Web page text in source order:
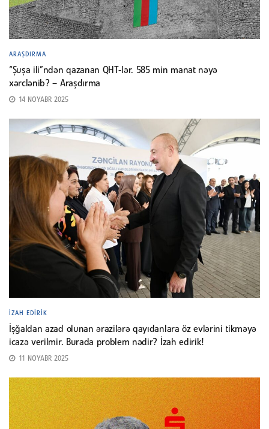
ARAŞDIRMA
“Şuşa ili”ndən qazanan QHT-lər. 585 min manat nəyə
xərclənib? – Araşdırma
14 NOYABR 2025
İZAH EDIRIK
İşğaldan azad olunan ərazilərə qayıdanlara öz evlərini tikməyə
icazə verilmir. Burada problem nədir? İzah edirik!
11 NOYABR 2025